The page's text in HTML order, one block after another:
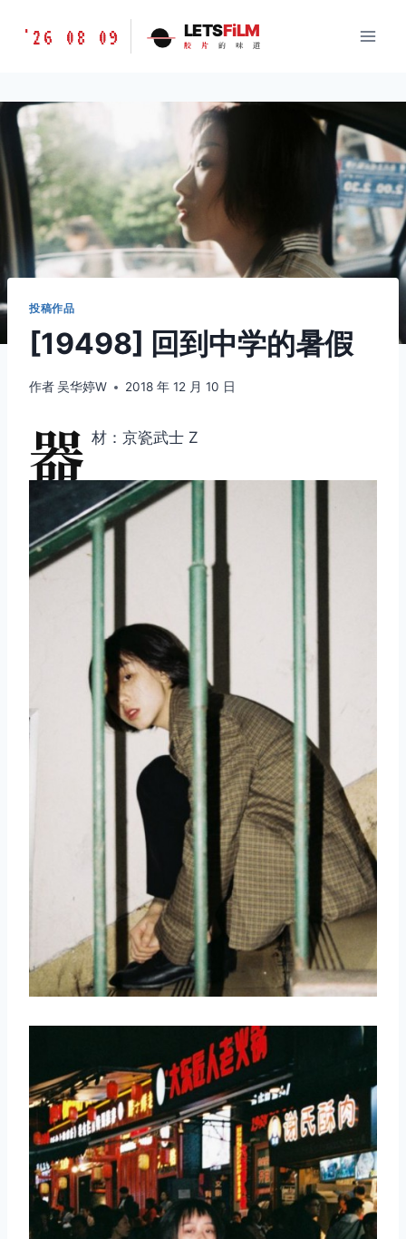
胶
味
道
LETSFILM
'26 08 09 LETSFiLM
胶 片 的 味 道
投稿作品
[19498] 回到中学的暑假
作者吴华婷W 2018 年 12 月 10 日
器 材：京瓷武士 Z